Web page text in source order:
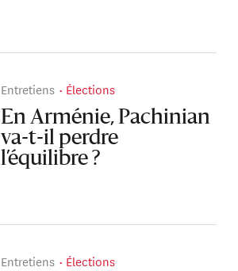
Entretiens Élections
En Arménie, Pachinian
va-t-il perdre
l’équilibre ?
Entretiens Élections